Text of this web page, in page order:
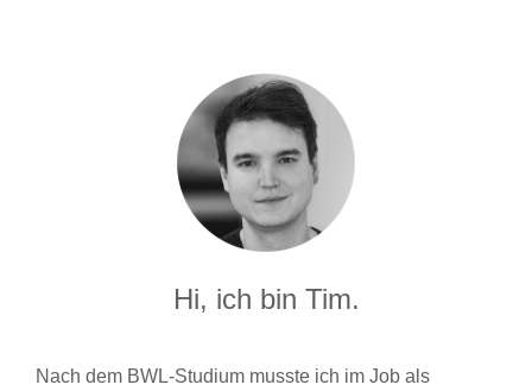
Hi, ich bin Tim.
Nach dem BWL-Studium musste ich im Job als